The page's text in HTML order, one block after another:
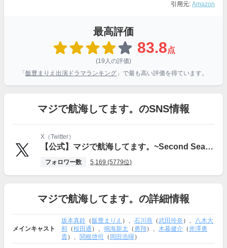
引用元: Amazon
最高評価
83.8点
(19人の評価)
「 飯豊まりえ出演ドラマランキング 」で最も高い評価を得ています。
マジで航海してます。のSNS情報
X（Twitter）
【公式】マジで航海してます。~Second Season~ MBS/TBSドラマイズム
フォロワー数 5,169 (5779位)
マジで航海してます。の詳細情報
メインキャスト
坂本真鈴 （飯豊まりえ ）、 石川燕 （武田玲奈 ）、 八木大
和 （桜田通 ）、 鳴海新太 （ 勇翔 ）、 木暮健介 （井澤勇
貴）、 関根啓司 （ 岡田浩暉）